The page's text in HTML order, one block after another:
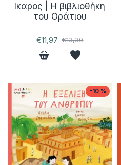
Ικαρος | Η βιβλιοθήκη
του Οράτιου
€11,97 €13,30
-10 %